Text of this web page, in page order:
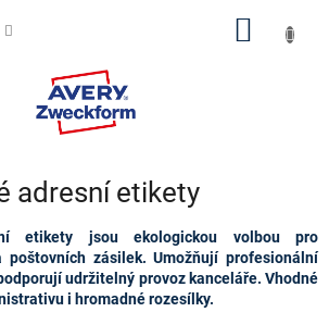
adresní etikety
etikety jsou ekologickou volbou pro
poštovních zásilek. Umožňují profesionální
udržitelný provoz kanceláře. Vhodné
i hromadné rozesílky.